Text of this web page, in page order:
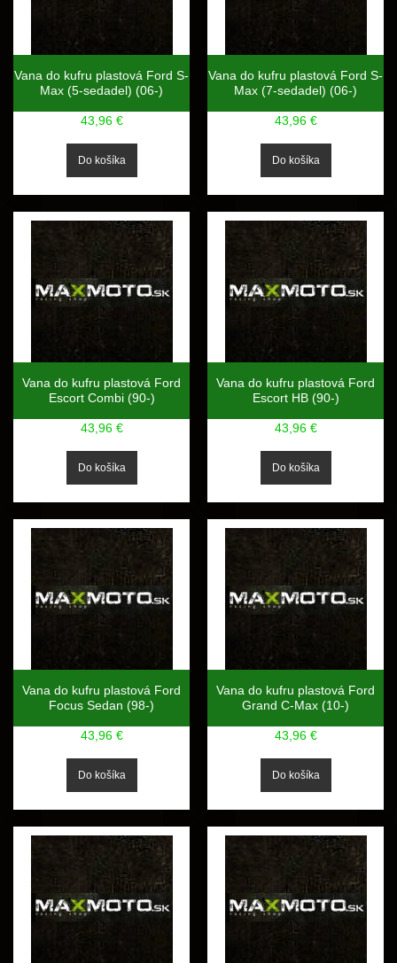
Vana do kufru plastová Ford S-
Max (5-sedadel) (06-)
43,96 €
Vana do kufru plastová Ford S-
Max (7-sedadel) (06-)
43,96 €
Vana do kufru plastová Ford
Escort Combi (90-)
43,96 €
Vana do kufru plastová Ford
Escort HB (90-)
43,96 €
Vana do kufru plastová Ford
Focus Sedan (98-)
43,96 €
Vana do kufru plastová Ford
Grand C-Max (10-)
43,96 €